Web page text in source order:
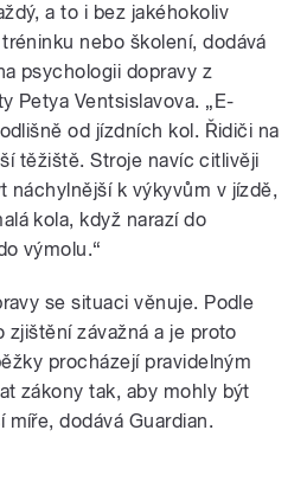
a to i bez jakéhokoliv
nebo školení, dodává
psychologii dopravy z
Petya Ventsislavova. „E-
od jízdních kol. Řidiči na
těžiště. Stroje navíc citlivěji
náchylnější k výkyvům v jízdě,
kola, když narazí do
výmolu.“
se situaci věnuje. Podle
závažná a je proto
procházejí pravidelným
zákony tak, aby mohly být
dodává Guardian.